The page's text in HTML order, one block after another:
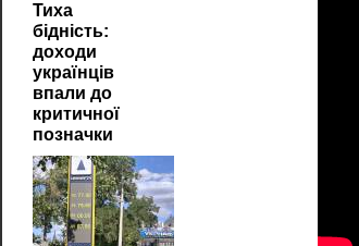
Тиха
бідність:
доходи
українців
впали до
критичної
позначки